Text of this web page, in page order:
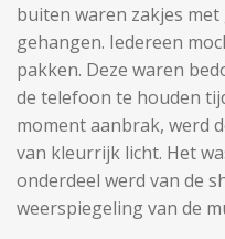
buiten waren zakjes
gehangen. Iedereen
pakken. Deze waren
de telefoon te houden
moment aanbrak, werd
van kleurrijk licht. Het
onderdeel werd van de
weerspiegeling van de